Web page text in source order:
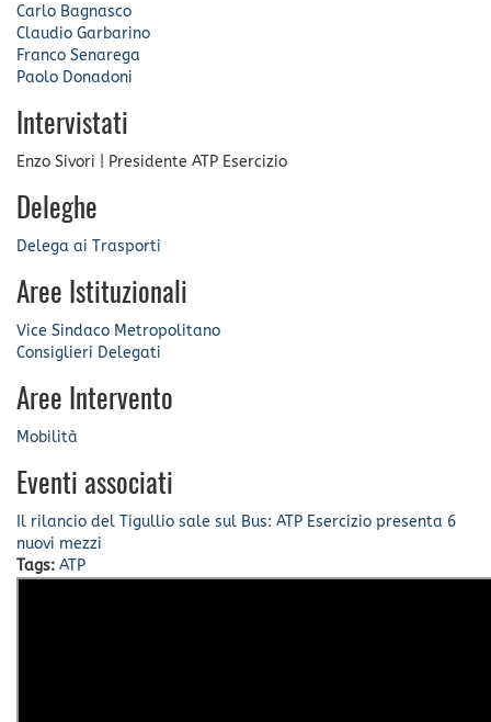
Carlo Bagnasco
Claudio Garbarino
Franco Senarega
Paolo Donadoni
Intervistati
Enzo Sivori Presidente ATP Esercizio
Deleghe
Delega ai Trasporti
Aree Istituzionali
Vice Sindaco Metropolitano
Consiglieri Delegati
Aree Intervento
Mobilità
Eventi associati
Il rilancio del Tigullio sale sul Bus: ATP Esercizio presenta 6
nuovi mezzi
Tags: ATP